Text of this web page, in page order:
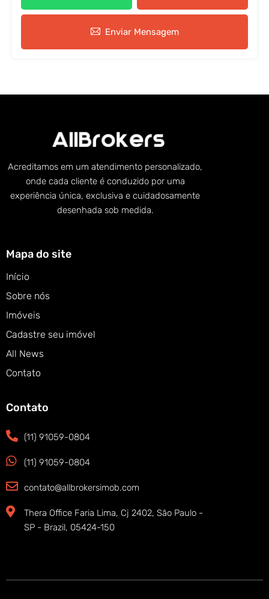
Enviar Mensagem
Acreditamos em um atendimento personalizado,
onde cada cliente é conduzido por uma
experiência única, exclusiva e cuidadosamente
desenhada sob medida.
Mapa do site
Início
Sobre nós
Imóveis
Cadastre seu imóvel
All News
Contato
Contato
(11) 91059-0804
(11) 91059-0804
contato@allbrokersimob.com
Thera Office Faria Lima, Cj 2402, São Paulo -
SP - Brazil, 05424-150